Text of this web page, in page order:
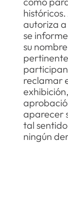
autoriza a
se
su
reclamar
aparecer
tal
ningún